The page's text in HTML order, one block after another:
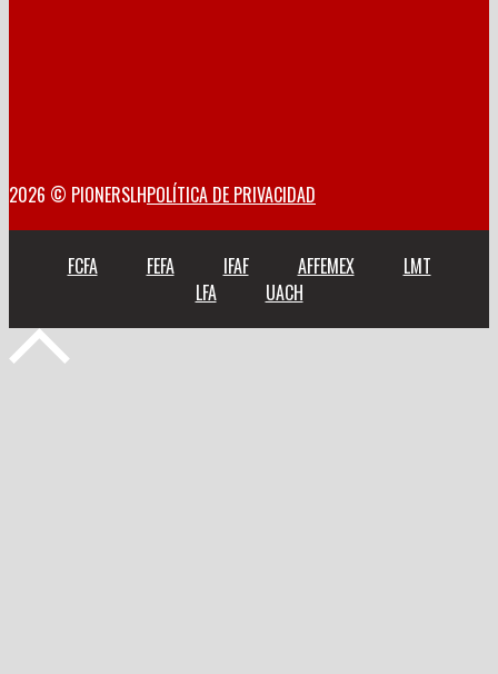
2026 © PIONERSLHPOLÍTICA DE PRIVACIDAD
FCFA FEFA IFAF AFFEMEX
LMT
LFA
UACH
Volver
arriba